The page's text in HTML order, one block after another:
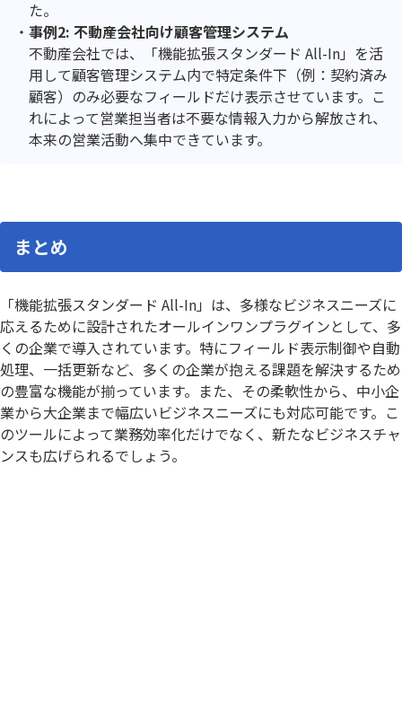
た。
事例2: 不動産会社向け顧客管理システム
不動産会社では、「機能拡張スタンダード All-In」を活
用して顧客管理システム内で特定条件下（例：契約済み
顧客）のみ必要なフィールドだけ表示させています。こ
れによって営業担当者は不要な情報入力から解放され、
本来の営業活動へ集中できています。
まとめ
「機能拡張スタンダード All-In」は、多様なビジネスニーズに
応えるために設計されたオールインワンプラグインとして、多
くの企業で導入されています。特にフィールド表示制御や自動
処理、一括更新など、多くの企業が抱える課題を解決するため
の豊富な機能が揃っています。また、その柔軟性から、中小企
業から大企業まで幅広いビジネスニーズにも対応可能です。こ
のツールによって業務効率化だけでなく、新たなビジネスチャ
ンスも広げられるでしょう。